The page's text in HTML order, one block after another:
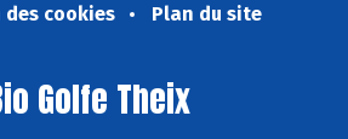
des cookies
Plan du site
Golfe Theix